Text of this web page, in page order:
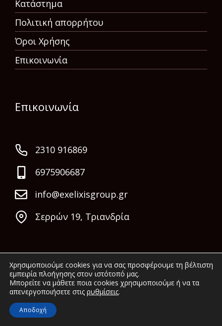
Κατάστημα
Πολιτική απορρήτου
Όροι Χρήσης
Επικοινωνία
Επικοινωνία
2310 916869
6975906687
info@exelixisgroup.gr
Σερρών 19, Τριανδρία
© 2022 Exelixis Group. All rights reserved.
Χρησιμοποιούμε cookies για να σας προσφέρουμε τη βέλτιστη
εμπειρία πλοήγησης στον ιστότοπό μας.
Μπορείτε να μάθετε ποια cookies χρησιμοποιούμε ή να τα
απενεργοποιήσετε στις ρυθμίσεις.
Αποδοχή